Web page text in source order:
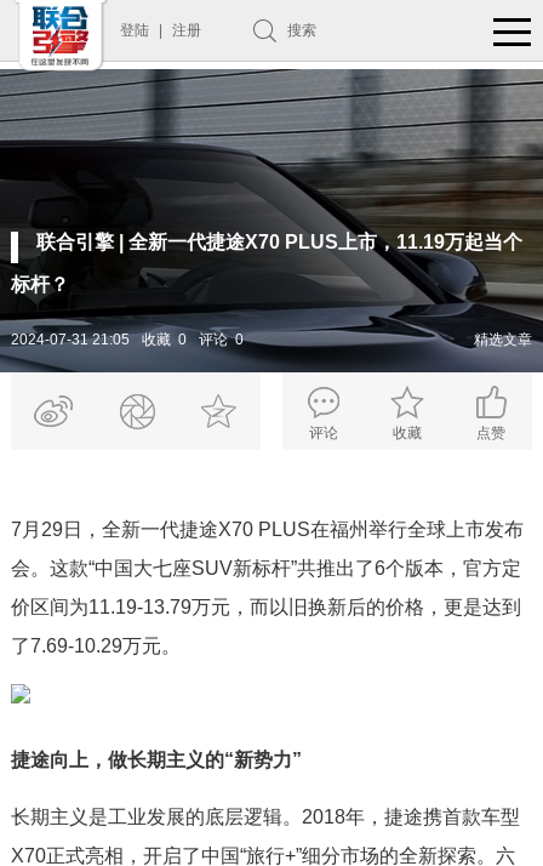
登陆 注册 搜索
联合引擎 | 全新一代捷途X70 PLUS上市，11.19万起当个
标杆？
2024-07-31 21:05 收藏 0 评论 0 精选文章
评论 收藏 点赞
7月29日，全新一代捷途X70 PLUS在福州举行全球上市发布
会。这款“中国大七座SUV新标杆”共推出了6个版本，官方定
价区间为11.19-13.79万元，而以旧换新后的价格，更是达到
了7.69-10.29万元。
捷途向上，做长期主义的“新势力”
长期主义是工业发展的底层逻辑。2018年，捷途携首款车型
X70正式亮相，开启了中国“旅行+”细分市场的全新探索。六